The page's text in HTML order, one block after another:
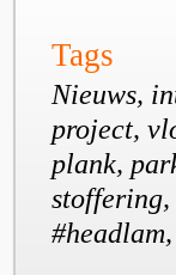
Tags
Nieuws,
project,
plank,